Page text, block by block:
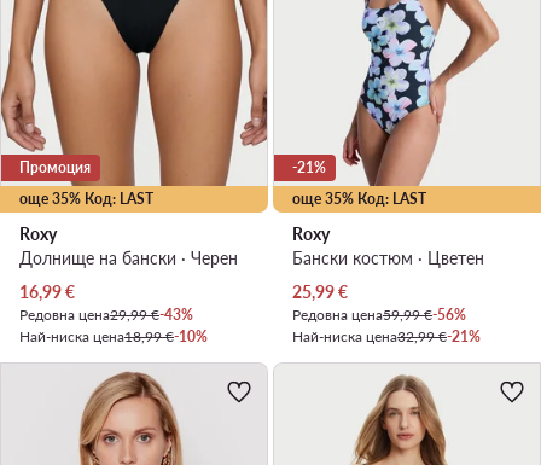
още 35% Код: LAST
Промоция
Roxy
Долнище на бански · Черен
Актуална цена
16,99€
Редовна цена29,99 €-43%
Най-ниска цена18,99 €-10%
още 35% Код: LAST
-21%
Roxy
Бански костюм · Цветен
Актуална цена
25,99€
Редовна цена59,99 €-56%
Най-ниска цена32,99 €-21%